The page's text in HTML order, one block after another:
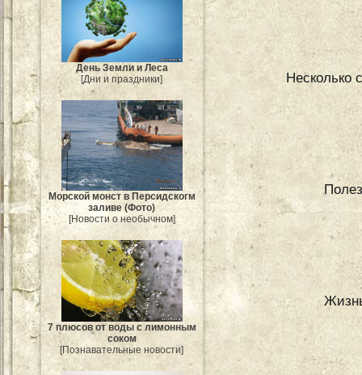
День Земли и Леса
[Дни и праздники]
Морской монст в Персидскогм
заливе (Фото)
[Новости о необычном]
7 плюсов от воды с лимонным
соком
[Познавательные новости]
Несколько